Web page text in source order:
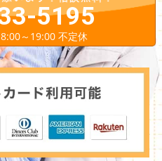
5195
～19:00 不定休